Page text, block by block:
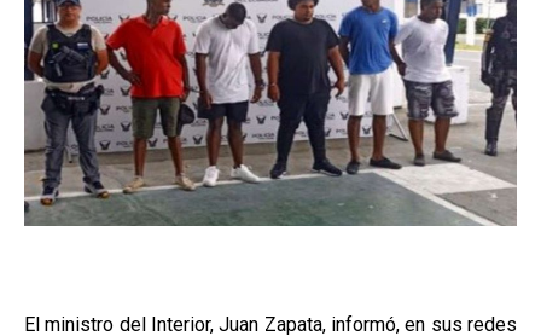
El ministro del Interior, Juan Zapata, informó, en sus redes